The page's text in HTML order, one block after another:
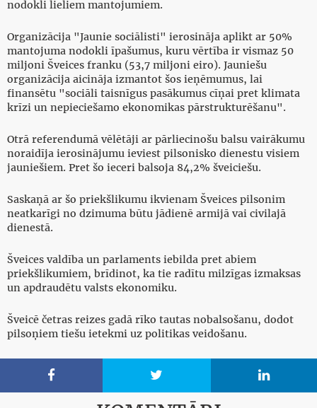
nodokli lieliem mantojumiem.
Organizācija "Jaunie sociālisti" ierosināja aplikt ar 50%
mantojuma nodokli īpašumus, kuru vērtība ir vismaz 50
miljoni Šveices franku (53,7 miljoni eiro). Jauniešu
organizācija aicināja izmantot šos ieņēmumus, lai
finansētu "sociāli taisnīgus pasākumus cīņai pret klimata
krīzi un nepieciešamo ekonomikas pārstrukturēšanu".
Otrā referendumā vēlētāji ar pārliecinošu balsu vairākumu
noraidīja ierosinājumu ieviest pilsonisko dienestu visiem
jauniešiem. Pret šo ieceri balsoja 84,2% šveiciešu.
Saskaņā ar šo priekšlikumu ikvienam Šveices pilsonim
neatkarīgi no dzimuma būtu jādienē armijā vai civilajā
dienestā.
Šveices valdība un parlaments iebilda pret abiem
priekšlikumiem, brīdinot, ka tie radītu milzīgas izmaksas
un apdraudētu valsts ekonomiku.
Šveicē četras reizes gadā rīko tautas nobalsošanu, dodot
pilsoņiem tiešu ietekmi uz politikas veidošanu.
  